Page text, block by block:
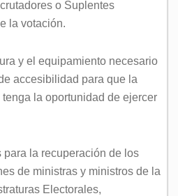
o Suplentes
la votación.
y el equipamiento necesario
accesibilidad para que la
la oportunidad de ejercer
la recuperación de los
de ministras y ministros de la
Electorales,